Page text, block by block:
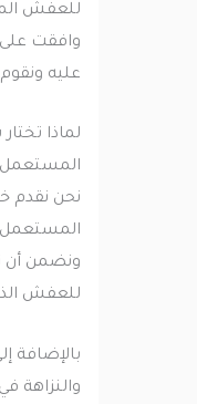
للعفش
وافقت على
عليه ونقوم
لماذا تختار
المستعمل؟
نحن نقدم
المستعمل.
ونضمن أن
للعفش الذي
بالإضافة إلى
والنزاهة في